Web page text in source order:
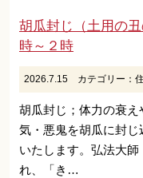
胡瓜封じ（土用の
時～２時
2026.7.15 カテゴリー：
胡瓜封じ；体力の衰
気・悪鬼を胡瓜に封
いたします。弘法大
れ、「き…